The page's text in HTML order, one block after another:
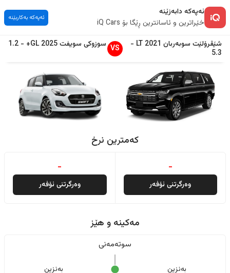
ئەپەکە دابەزێنە
خێراترین و ئاسانترین ڕێگا بۆ iQ Cars
ئەپەکە بەکاربێنە
شێڤرۆلێت سوبەربان 2021
LT
-
5.3
VS سوزوکی سویفت2025
GL+
-
1.2
کەمترین نرخ
-
وەرگرتنی ئۆفەر
-
وەرگرتنی ئۆفەر
مەکینە و هێز
سوتەمەنی
بەنزین بەنزین